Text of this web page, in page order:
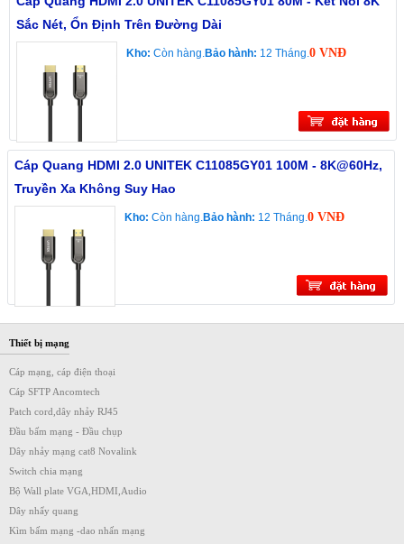
Sắc Nét, Ổn Định Trên Đường Dài
Kho: Còn hàng.Bảo hành: 12 Tháng.0 VNĐ
Cáp Quang HDMI 2.0 UNITEK C11085GY01 100M - 8K@60Hz,
Truyền Xa Không Suy Hao
Kho: Còn hàng.Bảo hành: 12 Tháng.0 VNĐ
Thiết bị mạng
Cáp mạng, cáp điện thoại
Cáp SFTP Ancomtech
Patch cord,dây nhảy RJ45
Đầu bấm mạng - Đầu chụp
Dây nhảy mạng cat8 Novalink
Switch chia mạng
Bộ Wall plate VGA,HDMI,Audio
Dây nhẩy quang
Kìm bấm mạng -dao nhấn mạng